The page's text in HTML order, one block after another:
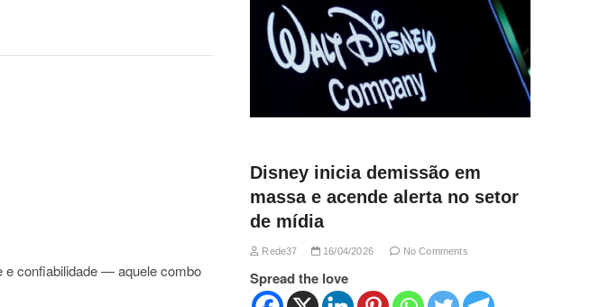
e confiabilidade — aquele combo
Disney inicia demissão em
massa e acende alerta no setor
de mídia
Rede37 16/04/2026 No Comments
Spread the love